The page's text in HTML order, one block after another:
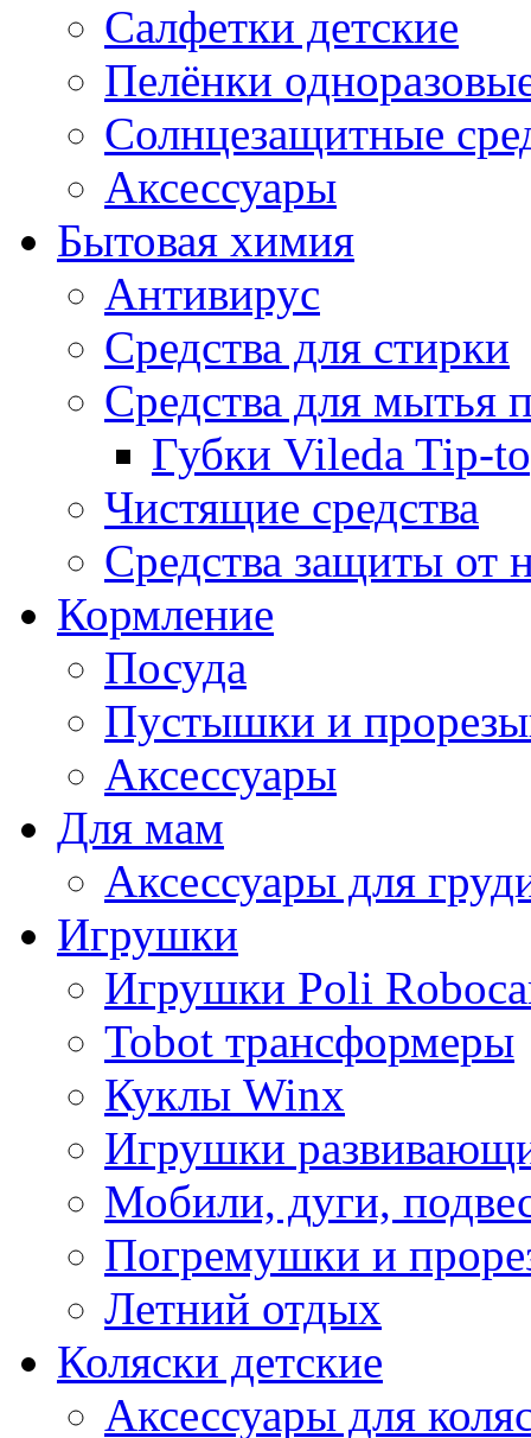
Салфетки детские
Пелёнки
Солнцезащитные
Аксессуары
Бытовая химия
Антивирус
Средства для стирки
Средства для мытья
Губки Vileda Tip-
Чистящие средства
Средства защиты от
Кормление
Посуда
Пустышки и
Аксессуары
Для мам
Аксессуары для
Игрушки
Игрушки Poli
Tobot трансформеры
Куклы Winx
Игрушки
Мобили, дуги,
Погремушки и
Летний отдых
Коляски детские
Аксессуары для